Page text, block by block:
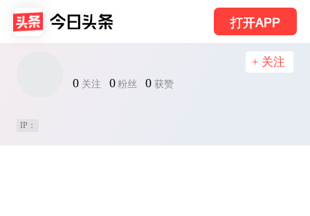
打开APP
0 关注 0 粉丝 0 获赞
+ 关注
IP：